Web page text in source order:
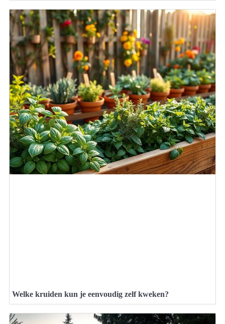
Welke kruiden kun je eenvoudig zelf kweken?